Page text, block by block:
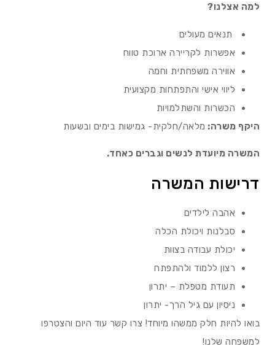
למה אצלנו?
תנאים מעולים
אפשרות לקריירה ארוכת טווח
אווירה משפחתית וחמה
ליווי אישי והתפתחות מקצועית
הכשרות והשתלמויות
היקף משרה: מלאה/חלקית- גמישות בימים ובשעות
המשרה מיועדת לנשים וגברים כאחד.
דרישות המשרה
אהבה לילדים
סבלנות ויכולת הכלה
יכולת עבודה בצוות
רצון ללמוד ולהתפתח
תעודת מטפלת – יתרון
ניסיון עם גיל הרך- יתרון
בואו להיות חלק ממשהו מיוחד! צרו קשר עוד היום והצטרפו
למשפחה שלנו!